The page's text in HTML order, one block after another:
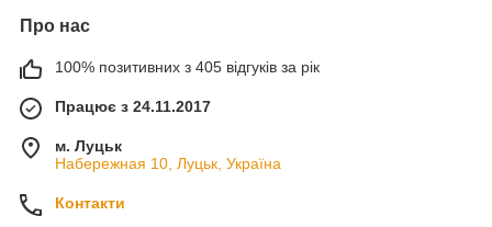
Про нас
100% позитивних з 405 відгуків за рік
Працює з 24.11.2017
м. Луцьк
Набережная 10, Луцьк, Україна
Контакти